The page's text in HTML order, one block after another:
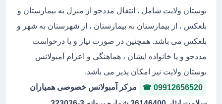
بوستان ولایت شامل ، انتقال مددجو از منزل به بیمارستان و
بلعکس ، از بیمارستان به بیمارستان ، از شهرستان به شهر و
بلعکس می باشد. همچنین در صورت نیاز و یا درخواست
مددجو و یا خانواده ایشان ، هماهنگی و اعزام آمبولانس
بوستان ولایت نیز امکان پذیر می باشد.
09912656520
مرکر آمبولانس خصوصی همیاران